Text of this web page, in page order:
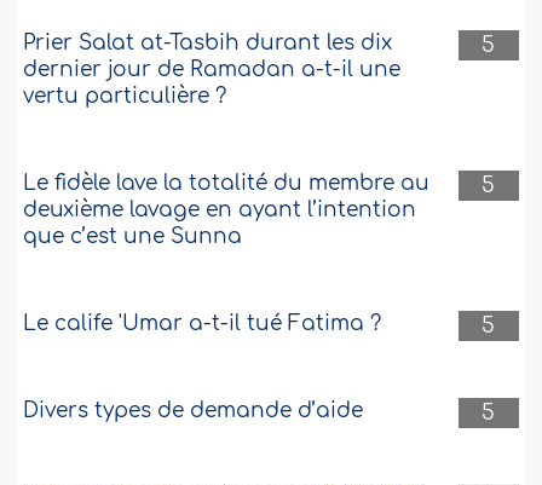
5
Prier Salat at-Tasbih durant les dix
dernier jour de Ramadan a-t-il une
vertu particulière ?
5
Le fidèle lave la totalité du membre au
deuxième lavage en ayant l’intention
que c’est une Sunna
5
Le calife 'Umar a-t-il tué Fatima ?
5
Divers types de demande d’aide